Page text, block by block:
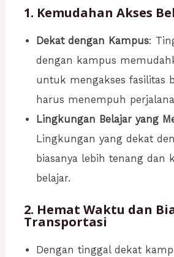
1. Kemudahan Akses
Dekat dengan Kampus:
dengan kampus
untuk mengakses fasilitas
harus menempuh
Lingkungan Belajar yang
Lingkungan yang dekat
biasanya lebih tenang dan
belajar.
2. Hemat Waktu dan
Transportasi
Dengan tinggal dekat